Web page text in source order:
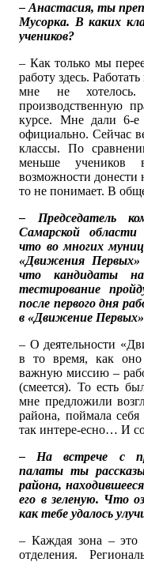
– Анастасия, ты
Мусорка. В каких
учеников?
– Как только мы
работу здесь.
мне не
производственную
курсе. Мне дали 6-е
официально. Сейчас
классы. По
меньше учеников
возможности донести
то не понимает. В
– Председатель
Самарской области
что во многих
«Движения
что кандидаты
тестирование
после первого дня
в «Движение
– О деятельности
в то время, как оно
важную миссию –
(смеется). То есть
мне предложили
района, поймала
так интере-есно… И
– На встрече с
палаты ты
района,
его в зеленую. Что
как тебе удалось
– Каждая зона – это
отделения.